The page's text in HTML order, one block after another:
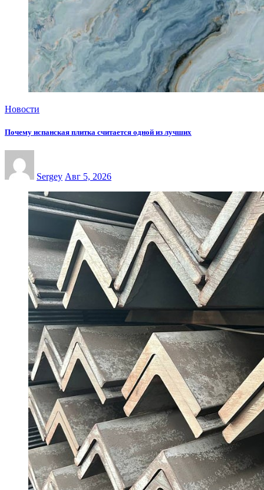
Новости
Почему испанская плитка считается одной из лучших
Sergey Авг 5, 2026